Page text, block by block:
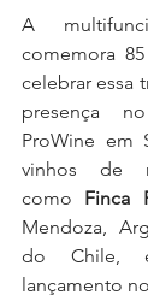
A
comemora
celebrar essa
presença
ProWine em
vinhos de
como Finca
Mendoza,
do Chile,
lançamento